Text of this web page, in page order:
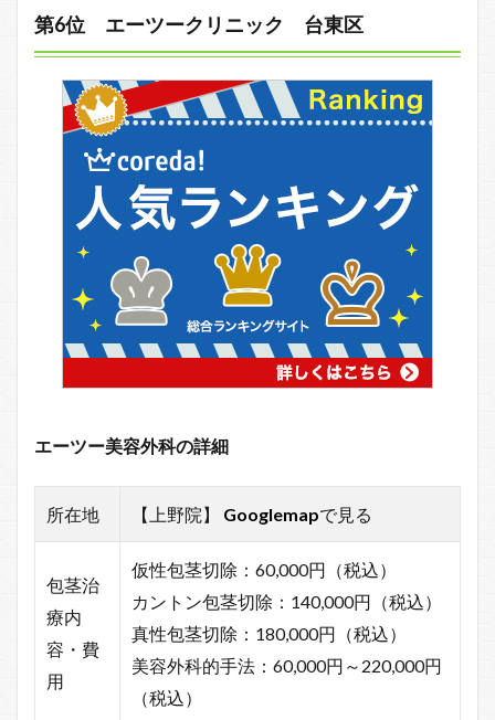
第6位 エーツークリニック 台東区
エーツー美容外科の詳細
所在地 【上野院】 Googlemapで見る
包茎治
療内
容・費
用
仮性包茎切除：60,000円（税込）
カントン包茎切除：140,000円（税込）
真性包茎切除：180,000円（税込）
美容外科的手法：60,000円～220,000円
（税込）